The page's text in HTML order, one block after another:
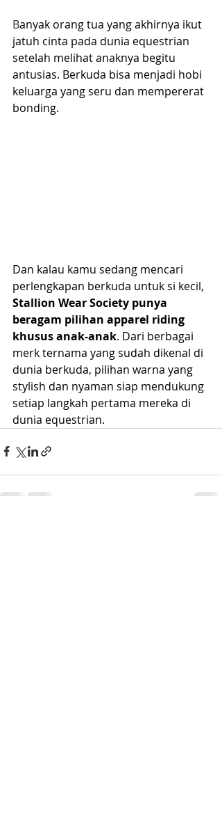
Banyak orang tua yang akhirnya ikut
jatuh cinta pada dunia equestrian
setelah melihat anaknya begitu
antusias. Berkuda bisa menjadi hobi
keluarga yang seru dan mempererat
bonding.
Dan kalau kamu sedang mencari
perlengkapan berkuda untuk si kecil,
Stallion Wear Society punya
beragam pilihan apparel riding
khusus anak-anak. Dari berbagai
merk ternama yang sudah dikenal di
dunia berkuda, pilihan warna yang
stylish dan nyaman siap mendukung
setiap langkah pertama mereka di
dunia equestrian.